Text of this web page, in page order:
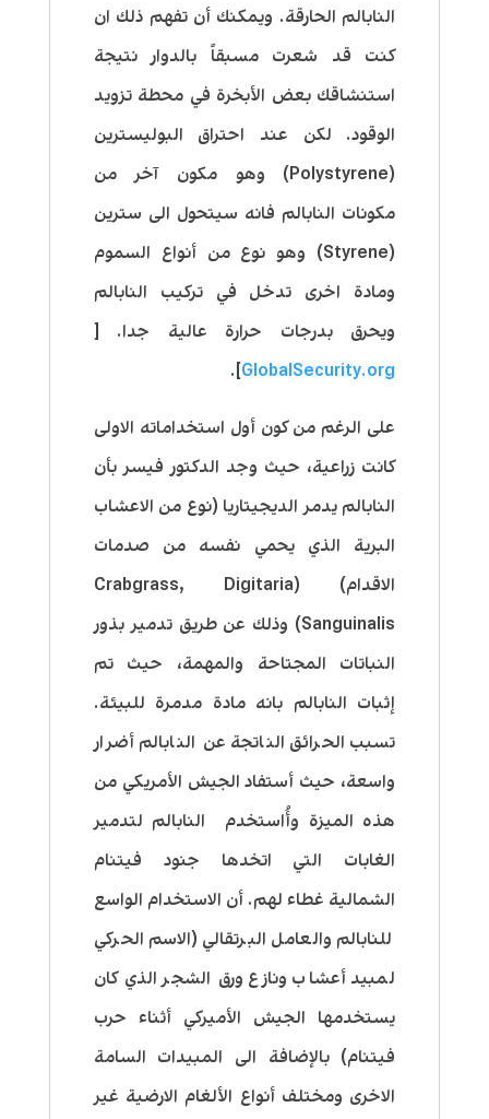
النابالم الحارقة. ويمكنك أن تفهم ذلك ان
كنت قد شعرت مسبقاً بالدوار نتيجة
استنشاقك بعض الأبخرة في محطة تزويد
الوقود. لكن عند احتراق البوليسترين
(Polystyrene) وهو مكون آخر من
مكونات النابالم فانه سيتحول الى سترين
(Styrene) وهو نوع من أنواع السموم
ومادة اخرى تدخل في تركيب النابالم
ويحرق بدرجات حرارة عالية جدا. [
GlobalSecurity.org
].
على الرغم من كون أول استخداماته الاولى
كانت زراعية، حيث وجد الدكتور فيسر بأن
النابالم يدمر الديجيتاريا (نوع من الاعشاب
البرية الذي يحمي نفسه من صدمات
الاقدام) (Crabgrass, Digitaria
Sanguinalis) وذلك عن طريق تدمير بذور
النباتات المجتاحة والمهمة، حيث تم
إثبات النابالم بانه مادة مدمرة للبيئة.
تسبب الحرائق الناتجة عن النابالم أضرار
واسعة، حيث أستفاد الجيش الأمريكي من
هذه الميزة وأُاستخدم النابالم لتدمير
الغابات التي اتخدها جنود فيتنام
الشمالية غطاء لهم. أن الاستخدام الواسع
للنابالم والعامل البرتقالي (الاسم الحركي
لمبيد أعشاب ونازع ورق الشجر الذي كان
يستخدمها الجيش الأميركي أثناء حرب
فيتنام) بالإضافة الى المبيدات السامة
الاخرى ومختلف أنواع الألغام الارضية غير